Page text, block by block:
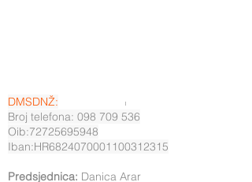
DMSDNŽ:
Broj telefona: 098 709 536
Oib:72725695948
Iban:HR6824070001100312315
Predsjednica: Danica Arar